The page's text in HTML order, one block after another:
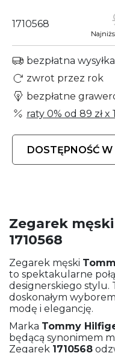
1710568
bezpłatna
zwrot przez rok
bezpłatne
raty 0% od 89 złx
DOSTĘPNOŚĆ
Zegarek
1710568
Zegarek męski
to spektakularne
designerskiego stylu.
doskonałym
modę i elegancję.
Marka Tommy
będącą synonimem
Zegarek 1710568